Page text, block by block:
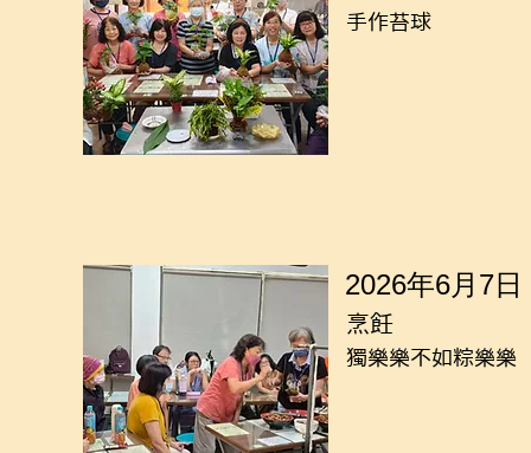
手作苔球
2026年6月7日
烹飪
獨樂樂不如粽樂樂